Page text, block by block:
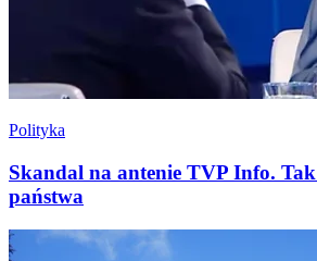
Polityka
Skandal na antenie TVP Info. Tak
państwa